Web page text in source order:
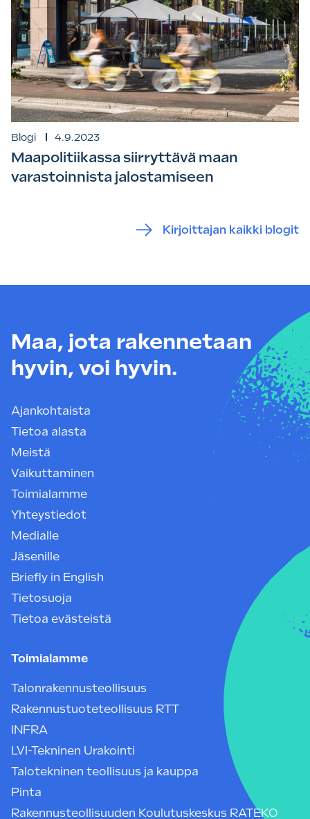
Blogi 4.9.2023
Maapolitiikassa siirryttävä maan
varastoinnista jalostamiseen
Kirjoittajan kaikki blogit
Maa, jota rakennetaan
hyvin, voi hyvin.
Ajankohtaista
Tietoa alasta
Meistä
Vaikuttaminen
Toimialamme
Yhteystiedot
Medialle
Jäsenille
Briefly in English
Tietosuoja
Tietoa evästeistä
Toimialamme
Talonrakennusteollisuus
Rakennustuoteteollisuus RTT
INFRA
LVI-Tekninen Urakointi
Talotekninen teollisuus ja kauppa
Pinta
Rakennusteollisuuden Koulutuskeskus RATEKO